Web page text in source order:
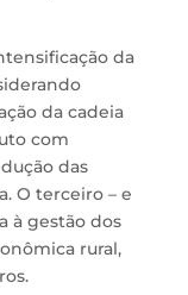
da
da cadeia
com
das
O terceiro – e
à gestão dos
rural,